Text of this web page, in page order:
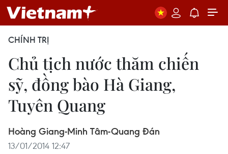
CHÍNH TRỊ
Chủ tịch nước thăm chiến
sỹ, đồng bào Hà Giang,
Tuyên Quang
Hoàng Giang-Minh Tâm-Quang Đán
13/01/2014 12:47